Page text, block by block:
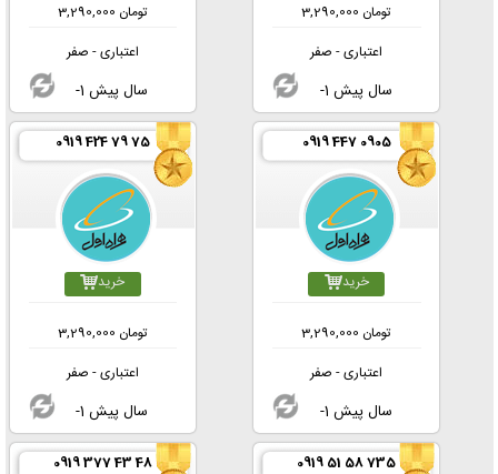
3,290,000 تومان
اعتباری - صفر
-1 سال پیش
3,290,000 تومان
اعتباری - صفر
-1 سال پیش
0919 447 0905
خرید
3,290,000 تومان
اعتباری - صفر
-1 سال پیش
0919 424 79 75
خرید
3,290,000 تومان
اعتباری - صفر
-1 سال پیش
0919 51 58 735
0919 377 43 48